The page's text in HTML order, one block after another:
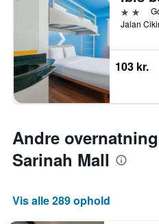
2
103 kr.
Andre
Sarinah Mall
Vis alle 289 ophold